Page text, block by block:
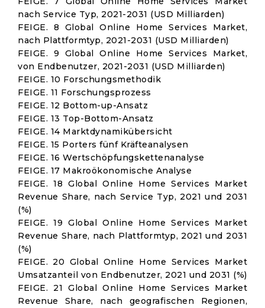
nach Service Typ, 2021-2031 (USD Milliarden)
FEIGE. 8 Global Online Home Services Market,
nach Plattformtyp, 2021-2031 (USD Milliarden)
FEIGE. 9 Global Online Home Services Market,
von Endbenutzer, 2021-2031 (USD Milliarden)
FEIGE. 10 Forschungsmethodik
FEIGE. 11 Forschungsprozess
FEIGE. 12 Bottom-up-Ansatz
FEIGE. 13 Top-Bottom-Ansatz
FEIGE. 14 Marktdynamikübersicht
FEIGE. 15 Porters fünf Kräfteanalysen
FEIGE. 16 Wertschöpfungskettenanalyse
FEIGE. 17 Makroökonomische Analyse
FEIGE. 18 Global Online Home Services Market
Revenue Share, nach Service Typ, 2021 und 2031
(%)
FEIGE. 19 Global Online Home Services Market
Revenue Share, nach Plattformtyp, 2021 und 2031
(%)
FEIGE. 20 Global Online Home Services Market
Umsatzanteil von Endbenutzer, 2021 und 2031 (%)
FEIGE. 21 Global Online Home Services Market
Revenue Share, nach geografischen Regionen,